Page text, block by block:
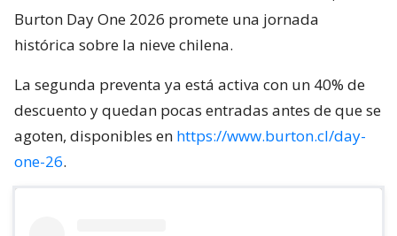
Burton Day One 2026 promete una jornada
histórica sobre la nieve chilena.
La segunda preventa ya está activa con un 40% de
descuento y quedan pocas entradas antes de que se
agoten, disponibles en https://www.burton.cl/day-
one-26.